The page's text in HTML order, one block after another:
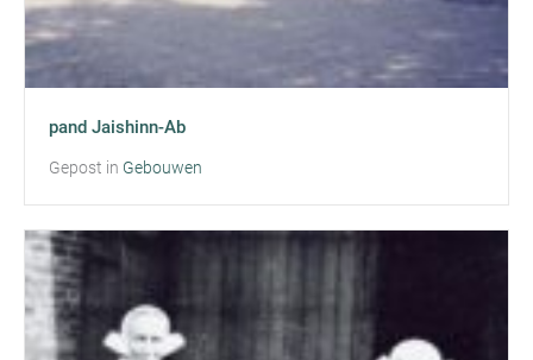
pand Jaishinn-Ab
Gepost in Gebouwen